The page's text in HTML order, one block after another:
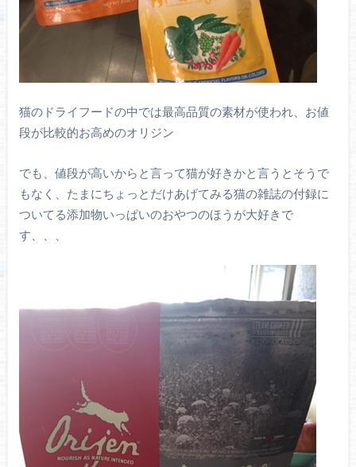
猫のドライフードの中では最高品質の素材が使われ、お値
段が比較的お高めのオリジン
でも、値段が高いからと言って猫が好きかと言うとそうで
もなく、たまにちょっとだけあげてみる猫の雑誌の付録に
ついてる添加物いっぱいのおやつのほうが大好きで
す、、、